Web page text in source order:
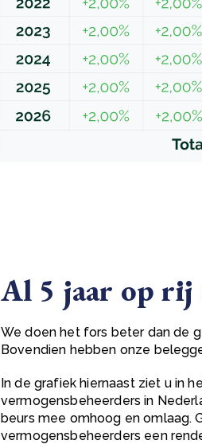
Al 5 jaar op rij
We doen het fors beter dan de
Bovendien hebben onze
In de grafiek hiernaast ziet u in
vermogensbeheerders in
beurs mee omhoog en omlaag.
vermogensbeheerders een